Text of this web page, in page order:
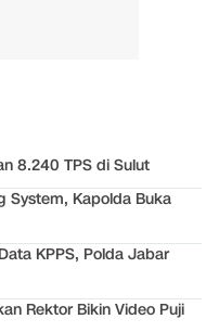
8.240 TPS di Sulut
System, Kapolda Buka
KPPS, Polda Jabar
Rektor Bikin Video Puji